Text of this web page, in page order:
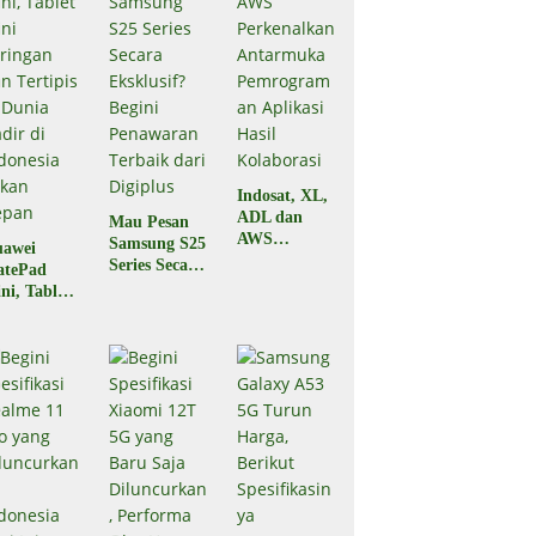
Tablet
di
Hadir
Indonesia
Depan
Mau Pesan
Samsung S25
Series Secara
Terbaik dari
Digiplus
Indosat, XL,
ADL dan
AWS
Hasil
Kolaborasi